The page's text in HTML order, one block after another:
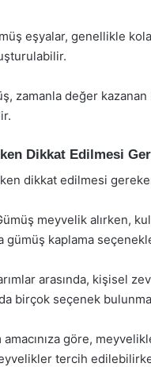
eşyalar, genellikle
zamanla değer
Dikkat Edilmesi
dikkat edilmesi
meyvelik alırken,
kaplama
arasında, kişisel
birçok seçenek
göre,
tercih